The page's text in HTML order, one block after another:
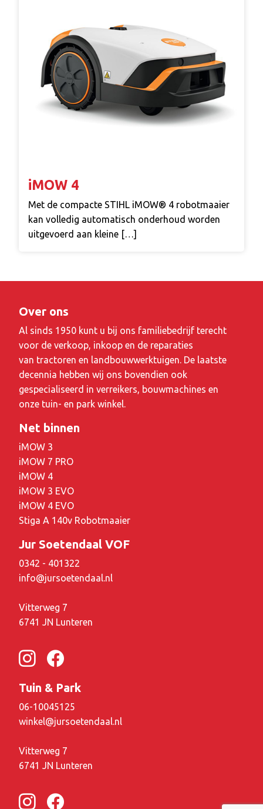
iMOW 4
Met de compacte STIHL iMOW® 4 robotmaaier
kan volledig automatisch onderhoud worden
uitgevoerd aan kleine […]
Over ons
Al sinds 1950 kunt u bij ons familiebedrijf terecht
voor de verkoop, inkoop en de reparaties
van tractoren en landbouwwerktuigen. De laatste
decennia hebben wij ons bovendien ook
gespecialiseerd in verreikers, bouwmachines en
onze tuin- en park winkel.
Net binnen
iMOW 3
iMOW 7 PRO
iMOW 4
iMOW 3 EVO
iMOW 4 EVO
Stiga A 140v Robotmaaier
Jur Soetendaal VOF
0342 - 401322
info@jursoetendaal.nl
Vitterweg 7
6741 JN Lunteren
Tuin & Park
06-10045125
winkel@jursoetendaal.nl
Vitterweg 7
6741 JN Lunteren